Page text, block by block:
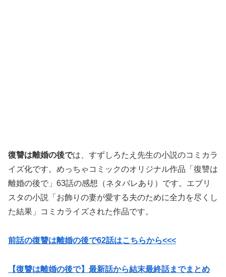
復讐は離婚の後では、すずしろたえ先生の小説のコミカラ
イズ化です。めっちゃコミックのオリジナル作品「復讐は
離婚の後で」63話の感想（ネタバレあり）です。エブリ
スタの小説「お飾りの妻が愛する夫のために全力を尽くし
た結果」コミカライズされた作品です。
前話の復讐は離婚の後で62話はこちらから<<<
【復讐は離婚の後で】最新話から結末最終話までまとめ